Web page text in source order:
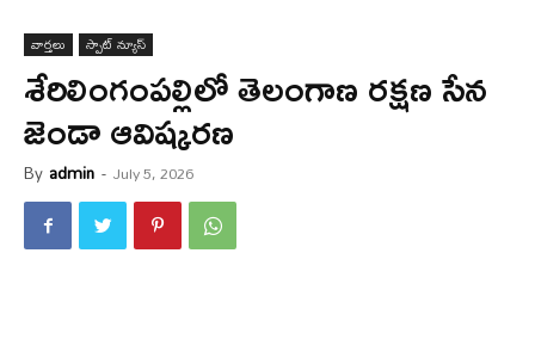
వార్త‌లు స్పాట్ న్యూస్
శేరిలింగంపల్లిలో తెలంగాణ రక్షణ సేన
జెండా ఆవిష్కరణ
By admin - July 5, 2026